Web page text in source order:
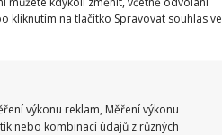
kliknutím na tlačítko Spravovat souhlas ve
výkonu reklam, Měření výkonu
nebo kombinací údajů z různých